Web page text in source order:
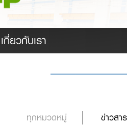
เกี่ยวกับเรา
ทุกหมวดหมู่ ข่าวสาร